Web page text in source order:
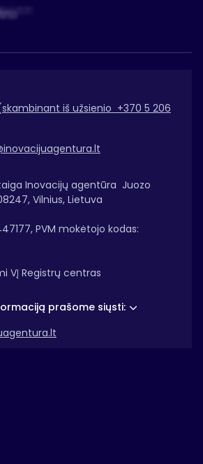
iš užsienio +370 5 206
Inovacijų agentūra Juozo
Vilnius, Lietuva
PVM mokėtojo kodas:
VĮ Registrų centras
prašome siųsti: